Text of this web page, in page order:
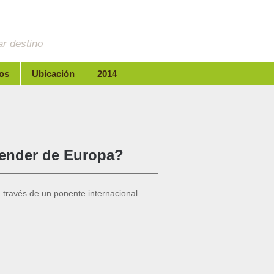
destino
Ubicación 2014
de Europa?
de un ponente internacional